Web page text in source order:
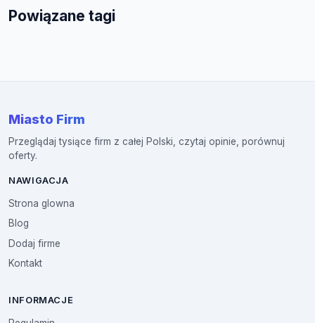
Powiązane tagi
Miasto Firm
Przeglądaj tysiące firm z całej Polski, czytaj opinie, porównuj
oferty.
NAWIGACJA
Strona glowna
Blog
Dodaj firme
Kontakt
INFORMACJE